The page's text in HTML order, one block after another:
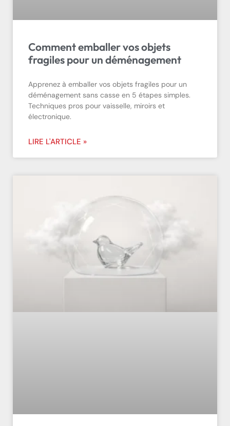
Comment emballer vos objets
fragiles pour un déménagement
Apprenez à emballer vos objets fragiles pour un
déménagement sans casse en 5 étapes simples.
Techniques pros pour vaisselle, miroirs et
électronique.
LIRE L'ARTICLE »